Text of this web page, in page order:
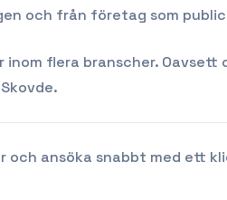
och från företag som
flera branscher.
Skovde.
ansöka snabbt med ett